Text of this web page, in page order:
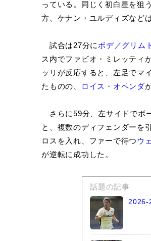
っている。同じく初白星を狙う
方、ケナン・ユルディズなど
試合は27分に ボデ／グリム
ス内でファビオ・ミレッティ
ッリが反応すると、左足でマ
たものの、
ロイス・オペンダ
さらに59分、左サイドでボ
と、複数のディフェンダーを
ロスを入れ、ファーで待つウ
が逆転に成功した。
話題の記事
2026-